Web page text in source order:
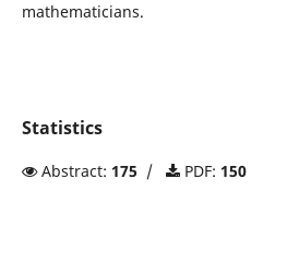
mathematicians.
Statistics
Abstract: 175 / PDF: 150